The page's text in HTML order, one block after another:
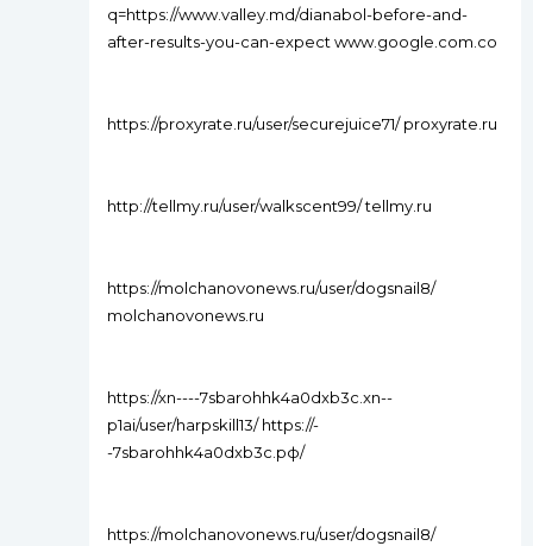
q=https://www.valley.md/dianabol-before-and-
after-results-you-can-expect www.google.com.co
https://proxyrate.ru/user/securejuice71/ proxyrate.ru
http://tellmy.ru/user/walkscent99/ tellmy.ru
https://molchanovonews.ru/user/dogsnail8/
molchanovonews.ru
https://xn----7sbarohhk4a0dxb3c.xn--
p1ai/user/harpskill13/ https://-
-7sbarohhk4a0dxb3c.рф/
https://molchanovonews.ru/user/dogsnail8/